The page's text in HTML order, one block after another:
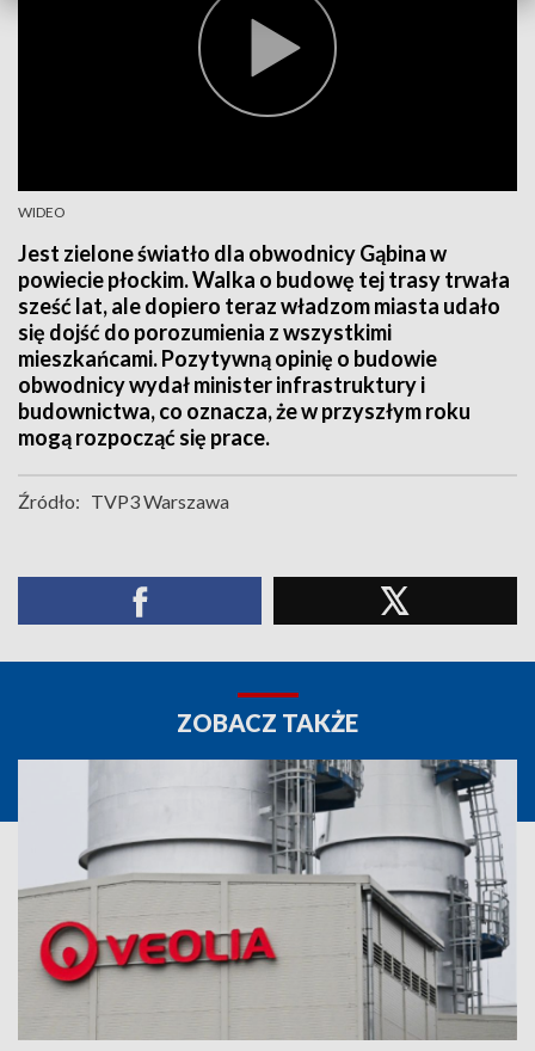
WIDEO
Jest zielone światło dla obwodnicy Gąbina w
powiecie płockim. Walka o budowę tej trasy trwała
sześć lat, ale dopiero teraz władzom miasta udało
się dojść do porozumienia z wszystkimi
mieszkańcami. Pozytywną opinię o budowie
obwodnicy wydał minister infrastruktury i
budownictwa, co oznacza, że w przyszłym roku
mogą rozpocząć się prace.
Źródło: TVP3 Warszawa
ZOBACZ TAKŻE